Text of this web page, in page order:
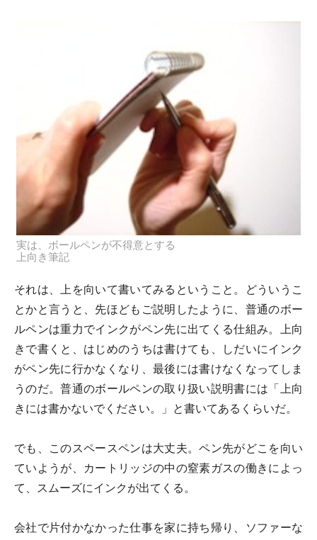
実は、ボールペンが不得意とする
上向き筆記
それは、上を向いて書いてみるということ。どういうこ
とかと言うと、先ほどもご説明したように、普通のボー
ルペンは重力でインクがペン先に出てくる仕組み。上向
きで書くと、はじめのうちは書けても、しだいにインク
がペン先に行かなくなり、最後には書けなくなってしま
うのだ。普通のボールペンの取り扱い説明書には「上向
きには書かないでください。」と書いてあるくらいだ。
でも、このスペースペンは大丈夫。ペン先がどこを向い
ていようが、カートリッジの中の窒素ガスの働きによっ
て、スムーズにインクが出てくる。
会社で片付かなかった仕事を家に持ち帰り、ソファーな